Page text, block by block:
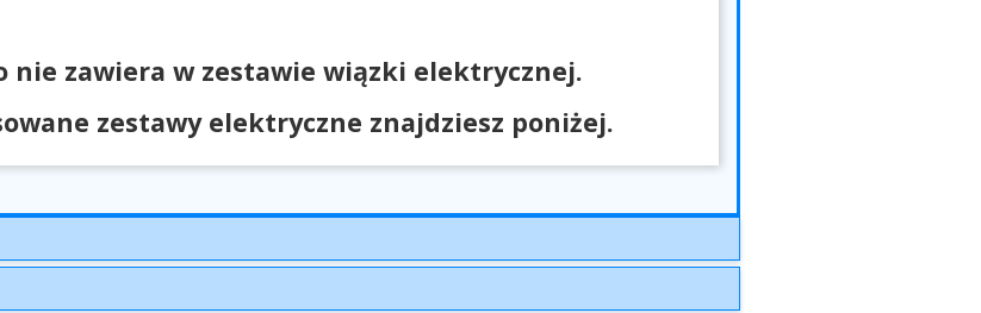
nie zawiera w zestawie wiązki elektrycznej.
zestawy elektryczne znajdziesz poniżej.